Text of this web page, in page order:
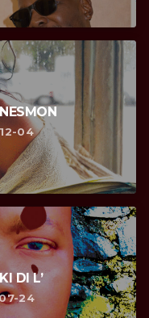
04
DI L’
24